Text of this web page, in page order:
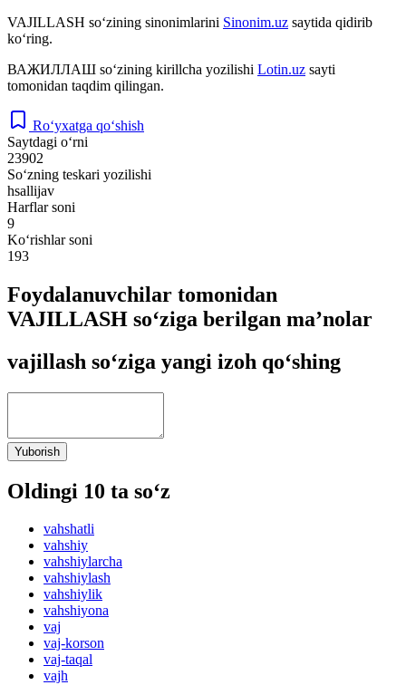
VAJILLASH so‘zining sinonimlarini Sinonim.uz saytida qidirib
ko‘ring.
ВАЖИЛЛАШ so‘zining kirillcha yozilishi Lotin.uz sayti
tomonidan taqdim qilingan.
Ro‘yxatga qo‘shish
Saytdagi o‘rni
23902
So‘zning teskari yozilishi
hsallijav
Harflar soni
9
Ko‘rishlar soni
193
Foydalanuvchilar tomonidan
VAJILLASH so‘ziga berilgan ma’nolar
vajillash so‘ziga yangi izoh qo‘shing
Yuborish
Oldingi 10 ta so‘z
vahshatli
vahshiy
vahshiylarcha
vahshiylash
vahshiylik
vahshiyona
vaj
vaj-korson
vaj-taqal
vajh